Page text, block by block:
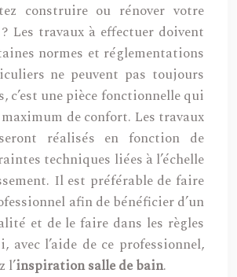
construire ou rénover votre
Les travaux à effectuer doivent
normes et réglementations
ne peuvent pas toujours
c’est une pièce fonctionnelle qui
de confort. Les travaux
réalisés en fonction de
techniques liées à l’échelle
Il est préférable de faire
afin de bénéficier d’un
et de le faire dans les règles
avec l’aide de ce professionnel,
l’inspiration salle de bain.